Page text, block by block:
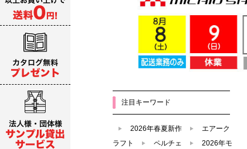
注目キーワード
2026年春夏新作
エアーク
ラフト
ペルチェ
2026年モ